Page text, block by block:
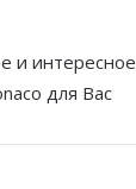
и
для Вас